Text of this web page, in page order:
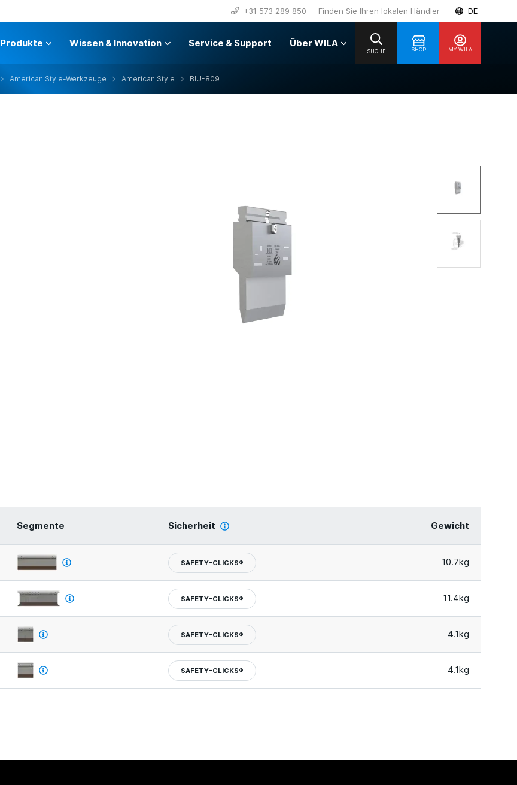
+31 573 289 850 Finden Sie Ihren lokalen Händler DE
Produkte Wissen & Innovation Service & Support Über WILA
SHOP MY WILA
SUCHE
American Style-Werkzeuge American Style BIU-809
Segmente Sicherheit Gewicht
SAFETY-CLICKS® 10.7kg
SAFETY-CLICKS® 11.4kg
SAFETY-CLICKS® 4.1kg
SAFETY-CLICKS® 4.1kg